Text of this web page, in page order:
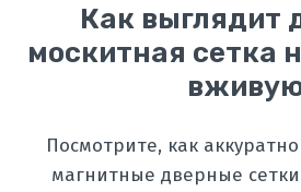
Как выглядит
москитная сетка
Посмотрите, как
магнитные дверные